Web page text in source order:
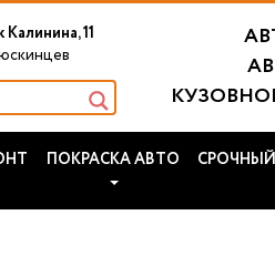
Калинина, 11
ПОКРАСКА АВТО